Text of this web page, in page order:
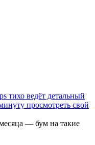
тихо ведёт детальный
просмотреть свой
— бум на такие